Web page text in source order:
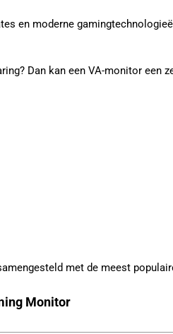
en moderne
Dan kan een VA-monitor een
met de meest
Monitor